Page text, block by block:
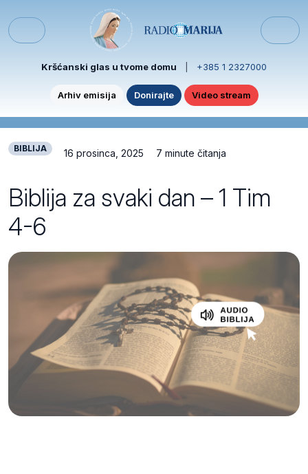
Menu
Kršćanski glas u tvome domu +385 1 2327000
Arhiv emisija Donirajte Video stream
BIBLIJA 16 prosinca, 2025 7 minute čitanja
Biblija za svaki dan – 1 Tim
4-6